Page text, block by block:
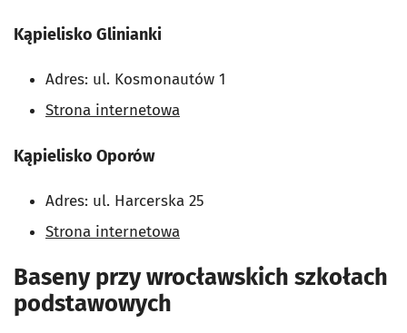
Kąpielisko Glinianki
Adres: ul. Kosmonautów 1
Strona internetowa
Kąpielisko Oporów
Adres: ul. Harcerska 25
Strona internetowa
Baseny przy wrocławskich szkołach
podstawowych